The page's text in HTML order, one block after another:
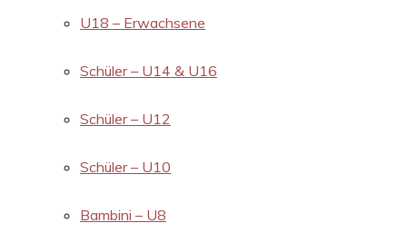
U18 – Erwachsene
Schüler – U14 & U16
Schüler – U12
Schüler – U10
Bambini – U8